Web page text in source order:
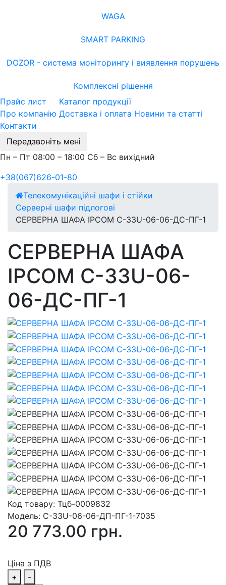
WAGA
SMART PARKING
DOZOR - система моніторингу і виявлення порушень
Комплексні рішення
Прайс лист
Каталог продукції
Про компанію Доставка і оплата Новини та статті
Контакти
Передзвоніть мені
Пн – Пт 08:00 – 18:00 Сб – Вс вихідний
+38(067)626-01-80
Телекомунікаційні шафи і стійки
Серверні шафи підлогові
СЕРВЕРНА ШАФА IPCOM С-33U-06-06-ДС-ПГ-1
СЕРВЕРНА ШАФА
IPCOM С-33U-06-
06-ДС-ПГ-1
Код товару: Тцб-0009832
Модель: С-33U-06-06-ДП-ПГ-1-7035
20 773.00 грн.
Ціна з ПДВ
+
-